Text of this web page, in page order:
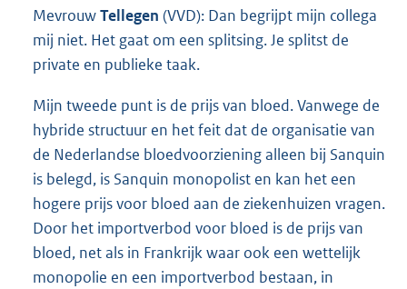
MevrouwTellegen (VVD): Dan begrijpt mijn collega
mij niet. Het gaat om een splitsing. Je splitst de
private en publieke taak.
Mijn tweede punt is de prijs van bloed. Vanwege de
hybride structuur en het feit dat de organisatie van
de Nederlandse bloedvoorziening alleen bij Sanquin
is belegd, is Sanquin monopolist en kan het een
hogere prijs voor bloed aan de ziekenhuizen vragen.
Door het importverbod voor bloed is de prijs van
bloed, net als in Frankrijk waar ook een wettelijk
monopolie en een importverbod bestaan, in